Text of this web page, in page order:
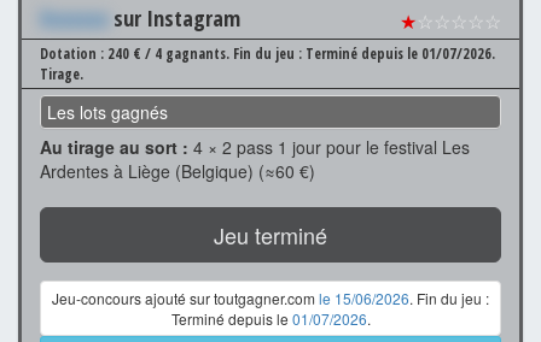
Xxxxxxx sur Instagram ★☆☆☆☆☆
Dotation : 240 € / 4 gagnants. Fin du jeu : Terminé depuis le 01/07/2026.
Tirage.
Les lots gagnés
Au tirage au sort : 4 × 2 pass 1 jour pour le festival Les
Ardentes à Liège (Belgique) (≈60 €)
Jeu terminé
Jeu-concours ajouté sur toutgagner.com le 15/06/2026. Fin du jeu :
Terminé depuis le 01/07/2026.